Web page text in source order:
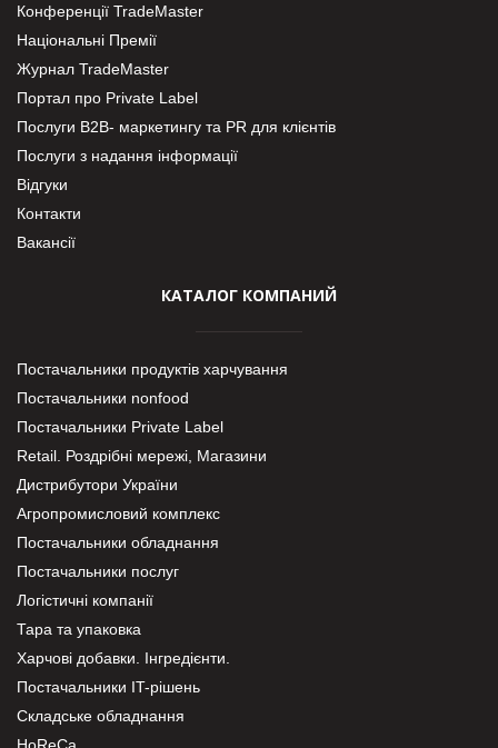
Конференції TradeMaster
Національні Премії
Журнал TradeMaster
Портал про Private Label
Послуги В2В- маркетингу та PR для клієнтів
Послуги з надання інформації
Відгуки
Контакти
Вакансії
КАТАЛОГ КОМПАНИЙ
Постачальники продуктів харчування
Постачальники nonfood
Постачальники Private Label
Retail. Роздрібні мережі, Магазини
Дистрибутори України
Агропромисловий комплекс
Постачальники обладнання
Постачальники послуг
Логістичні компанії
Тара та упаковка
Харчові добавки. Інгредієнти.
Постачальники IT-рішень
Складське обладнання
HoReCa